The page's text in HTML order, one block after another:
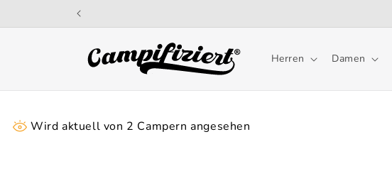
Inhalt
Herren Damen
Wird aktuell von 2 Campern angesehen